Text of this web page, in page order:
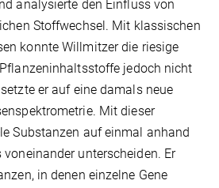
analysierte den Einfluss von
Stoffwechsel. Mit klassischen
konnte Willmitzer die riesige
jedoch nicht
er auf eine damals neue
Mit dieser
Substanzen auf einmal anhand
unterscheiden. Er
in denen einzelne Gene